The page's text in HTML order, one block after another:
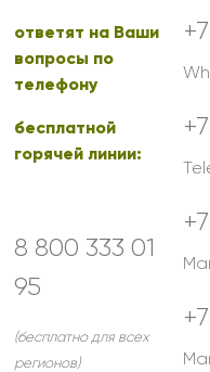
ответят на Ваши
вопросы по
телефону
бесплатной
горячей линии:
8 800 333 01
95
(бесплатно для всех
регионов)